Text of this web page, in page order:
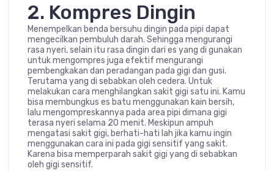
2. Kompres Dingin
Menempelkan benda bersuhu dingin pada pipi dapat
mengecilkan pembuluh darah. Sehingga mengurangi
rasa nyeri, selain itu rasa dingin dari es yang di gunakan
untuk mengompres juga efektif mengurangi
pembengkakan dan peradangan pada gigi dan gusi.
Terutama yang di sebabkan oleh cedera. Untuk
melakukan cara menghilangkan sakit gigi satu ini. Kamu
bisa membungkus es batu menggunakan kain bersih,
lalu mengompreskannya pada area pipi dimana gigi
terasa nyeri selama 20 menit. Meskipun ampuh
mengatasi sakit gigi, berhati-hati lah jika kamu ingin
menggunakan cara ini pada gigi sensitif yang sakit.
Karena bisa memperparah sakit gigi yang di sebabkan
oleh gigi sensitif.